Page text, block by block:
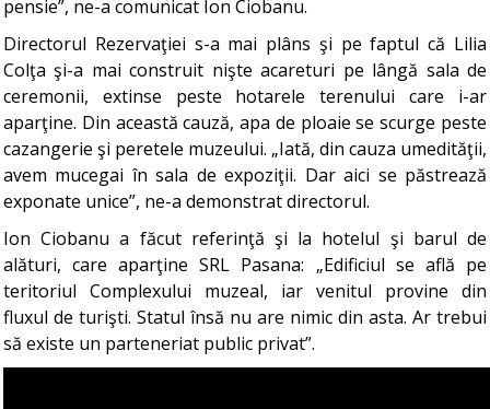
pensie”, ne-a comunicat Ion Ciobanu.
Directorul Rezervaţiei s-a mai plâns şi pe faptul că Lilia
Colţa şi-a mai construit nişte acareturi pe lângă sala de
ceremonii, extinse peste hotarele terenului care i-ar
aparţine. Din această cauză, apa de ploaie se scurge peste
cazangerie şi peretele muzeului. „Iată, din cauza umedităţii,
avem mucegai în sala de expoziţii. Dar aici se păstrează
exponate unice”, ne-a demonstrat directorul.
Ion Ciobanu a făcut referinţă şi la hotelul şi barul de
alături, care aparţine SRL Pasana: „Edificiul se află pe
teritoriul Complexului muzeal, iar venitul provine din
fluxul de turişti. Statul însă nu are nimic din asta. Ar trebui
să existe un parteneriat public privat”.